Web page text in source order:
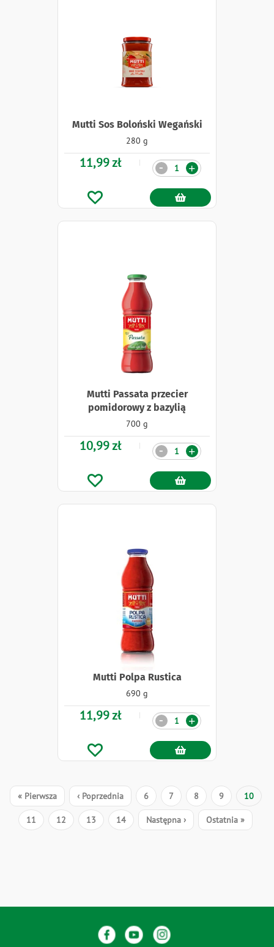
Mutti Sos Boloński Wegański
280 g
11,99 zł Ilość +
-
Mutti Passata przecier
pomidorowy z bazylią
700 g
10,99 zł Ilość +
-
Mutti Polpa Rustica
690 g
11,99 zł Ilość +
-
Stronicowanie
Pierwsza
strona
« Pierwsza
Poprzednia
strona
‹ Poprzednia Strona
6 Strona
7 Strona
8 Strona
9
Bieżąca
strona
10
Strona
11 Strona
12 Strona
13 Strona
14
Następna
strona
Następna ›
Ostatnia
strona
Ostatnia »